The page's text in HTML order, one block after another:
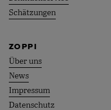
Schätzungen
ZOPPI
Über uns
News
Impressum
Datenschutz